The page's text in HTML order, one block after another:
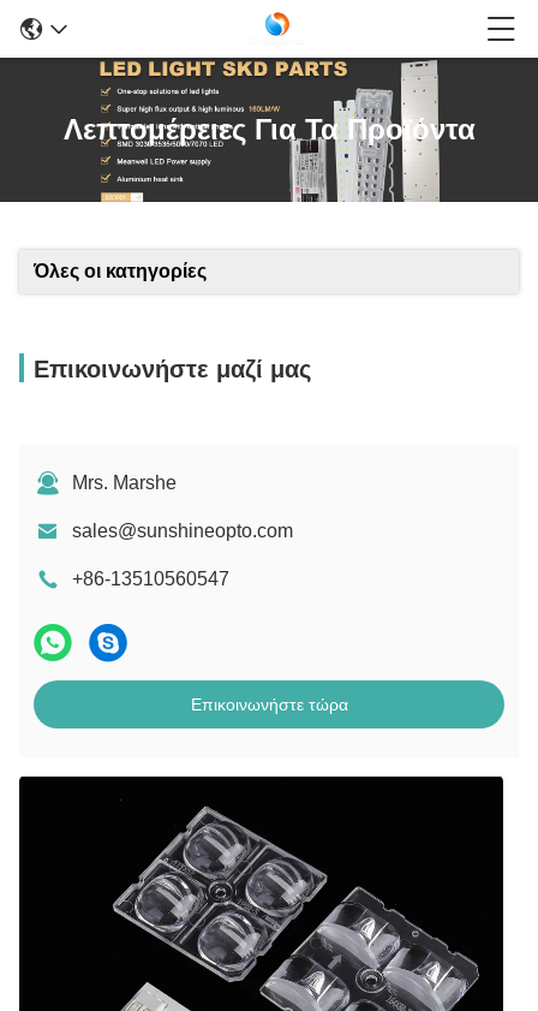
Λεπτομέρειες Για Τα Προϊόντα
Όλες οι κατηγορίες
Επικοινωνήστε μαζί μας
Mrs. Marshe
sales@sunshineopto.com
+86-13510560547
Επικοινωνήστε τώρα